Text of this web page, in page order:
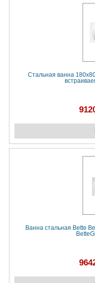
Стальная ванна
Ванна стальная Bette